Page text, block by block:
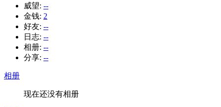
威望: --
金钱: 2
好友: --
日志: --
相册: --
分享: --
相册
现在还没有相册